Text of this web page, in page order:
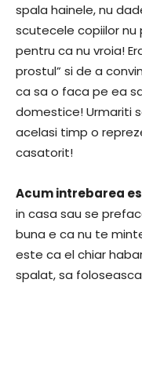
spala hainele, nu
scutecele copiilor nu
pentru ca nu vroia!
prostul” si de a
ca sa o faca pe ea
domestice! Urmariti
acelasi timp o
casatorit!
Acum intrebarea
in casa sau se
buna e ca nu te
este ca el chiar
spalat, sa